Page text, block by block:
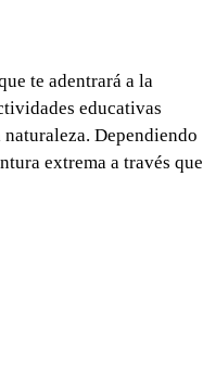
te adentrará a la
educativas
Dependiendo
extrema a través que